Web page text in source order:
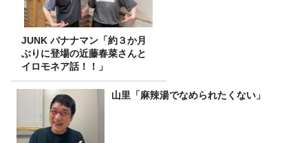
JUNK バナナマン「約３か月
ぶりに登場の近藤春菜さんと
イロモネア話！！」
山里「麻辣湯でなめられたくない」